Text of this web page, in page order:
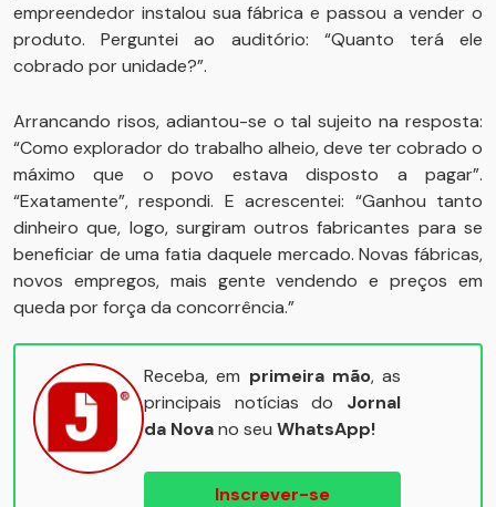
empreendedor instalou sua fábrica e passou a vender o
produto. Perguntei ao auditório: “Quanto terá ele
cobrado por unidade?”.
Arrancando risos, adiantou-se o tal sujeito na resposta:
“Como explorador do trabalho alheio, deve ter cobrado o
máximo que o povo estava disposto a pagar”.
“Exatamente”, respondi. E acrescentei: “Ganhou tanto
dinheiro que, logo, surgiram outros fabricantes para se
beneficiar de uma fatia daquele mercado. Novas fábricas,
novos empregos, mais gente vendendo e preços em
queda por força da concorrência.”
Receba, em primeira mão, as
principais notícias do Jornal
da Novano seu WhatsApp!
Inscrever-se